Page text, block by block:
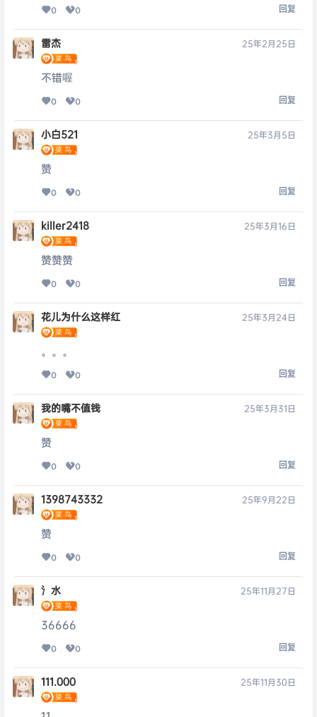
0 0 回复
雷杰 25年2月25日
不错喔
0 0 回复
小白521 25年3月5日
赞
0 0 回复
killer2418 25年3月16日
赞赞赞
0 0 回复
花儿为什么这样红 25年3月24日
。。。
0 0 回复
我的嘴不值钱 25年3月31日
赞
0 0 回复
1398743332 25年9月22日
赞
0 0 回复
氵水 25年11月27日
36666
0 0 回复
111.000 25年11月30日